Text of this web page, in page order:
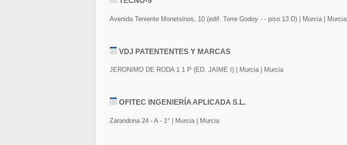
Avenida Teniente Monetsinos, 10 (edif. Torre Godoy - - piso 13 D) | Murcia | Murcia
VDJ PATENTENTES Y MARCAS
JERONIMO DE RODA 1 1 P (ED. JAIME I) | Murcia | Murcia
OFITEC INGENIERÍA APLICADA S.L.
Zarandona 24 - A - 1° | Murcia | Murcia